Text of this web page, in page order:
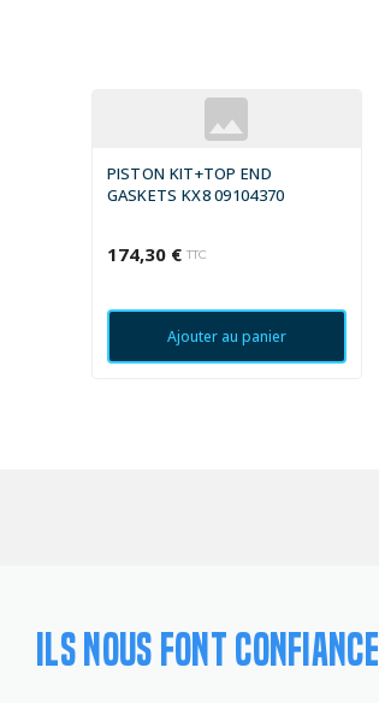
PISTON KIT+TOP END
GASKETS KX8 09104370
174,30 € TTC
Ajouter au panier
ILS NOUS FONT CONFIANCE